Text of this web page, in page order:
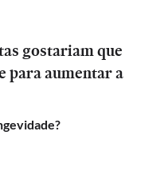
gostariam que
para aumentar a